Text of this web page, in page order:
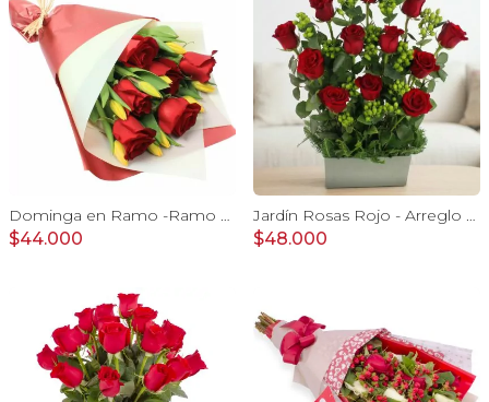
Dominga en Ramo -Ramo de Rosas Rojo y Tulipanes amarillo
$44.000
Jardín Rosas Rojo - Arreglo con 12 rosas rojo e hypericum
$48.000